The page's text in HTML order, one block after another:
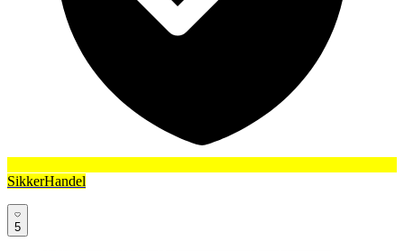
SikkerHandel
5